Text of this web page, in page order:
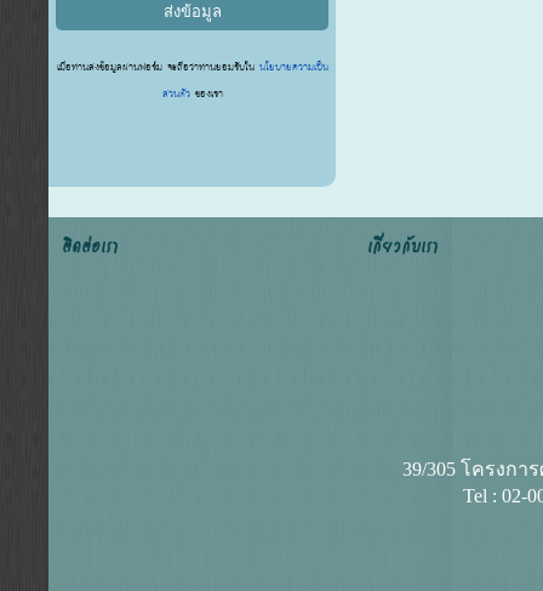
เมื่อท่านส่งข้อมูลผ่านฟอร์ม จะถือว่าท่านยอมรับในนโยบายความเป็น
ส่วนตัว ของเรา
ติดต่อเรา เกี่ยวกับเรา
39/305 โครงก
Tel : 02-